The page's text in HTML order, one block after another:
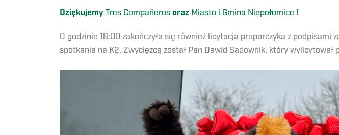
Dziękujemy Tres Compañeros oraz Miasto i Gmina Niepołomice !
O godzinie 18:00 zakończyła się również licytacja proporczyka z podpisami
spotkania na K2. Zwycięzcą został Pan Dawid Sadownik, który